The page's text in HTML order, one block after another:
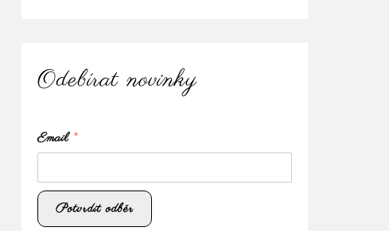
Odebírat novinky
Email *